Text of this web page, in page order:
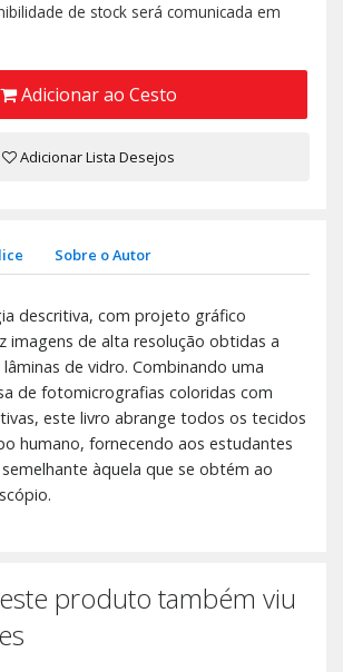
de stock será comunicada em
Adicionar ao Cesto
Adicionar Lista Desejos
Sobre o Autor
descritiva, com projeto gráfico
imagens de alta resolução obtidas a
de vidro. Combinando uma
de fotomicrografias coloridas com
este livro abrange todos os tecidos
humano, fornecendo aos estudantes
àquela que se obtém ao
produto também viu